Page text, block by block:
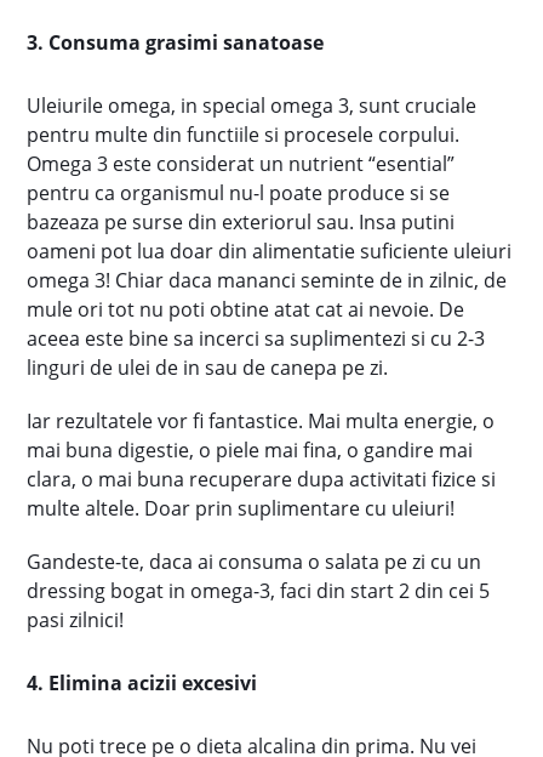
3. Consuma grasimi sanatoase
Uleiurile omega, in special omega 3, sunt cruciale
pentru multe din functiile si procesele corpului.
Omega 3 este considerat un nutrient “esential”
pentru ca organismul nu-l poate produce si se
bazeaza pe surse din exteriorul sau. Insa putini
oameni pot lua doar din alimentatie suficiente uleiuri
omega 3! Chiar daca mananci seminte de in zilnic, de
mule ori tot nu poti obtine atat cat ai nevoie. De
aceea este bine sa incerci sa suplimentezi si cu 2-3
linguri de ulei de in sau de canepa pe zi.
Iar rezultatele vor fi fantastice. Mai multa energie, o
mai buna digestie, o piele mai fina, o gandire mai
clara, o mai buna recuperare dupa activitati fizice si
multe altele. Doar prin suplimentare cu uleiuri!
Gandeste-te, daca ai consuma o salata pe zi cu un
dressing bogat in omega-3, faci din start 2 din cei 5
pasi zilnici!
4. Elimina acizii excesivi
Nu poti trece pe o dieta alcalina din prima. Nu vei